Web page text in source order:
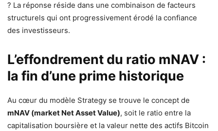
? La réponse réside dans une combinaison de facteurs
structurels qui ont progressivement érodé la confiance
des investisseurs.
L’effondrement du ratio mNAV :
la fin d’une prime historique
Au cœur du modèle Strategy se trouve le concept de
mNAV (market Net Asset Value), soit le ratio entre la
capitalisation boursière et la valeur nette des actifs Bitcoin